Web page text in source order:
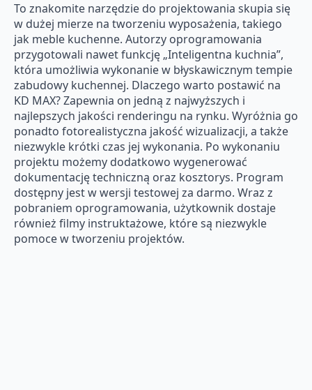
To znakomite narzędzie do projektowania skupia się
w dużej mierze na tworzeniu wyposażenia, takiego
jak meble kuchenne. Autorzy oprogramowania
przygotowali nawet funkcję „Inteligentna kuchnia”,
która umożliwia wykonanie w błyskawicznym tempie
zabudowy kuchennej. Dlaczego warto postawić na
KD MAX? Zapewnia on jedną z najwyższych i
najlepszych jakości renderingu na rynku. Wyróżnia go
ponadto fotorealistyczna jakość wizualizacji, a także
niezwykle krótki czas jej wykonania. Po wykonaniu
projektu możemy dodatkowo wygenerować
dokumentację techniczną oraz kosztorys. Program
dostępny jest w wersji testowej za darmo. Wraz z
pobraniem oprogramowania, użytkownik dostaje
również filmy instruktażowe, które są niezwykle
pomoce w tworzeniu projektów.